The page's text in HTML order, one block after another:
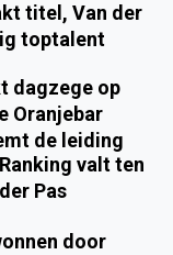
titel, Van der
toptalent
dagzege op
Oranjebar
de leiding
valt ten
Pas
door